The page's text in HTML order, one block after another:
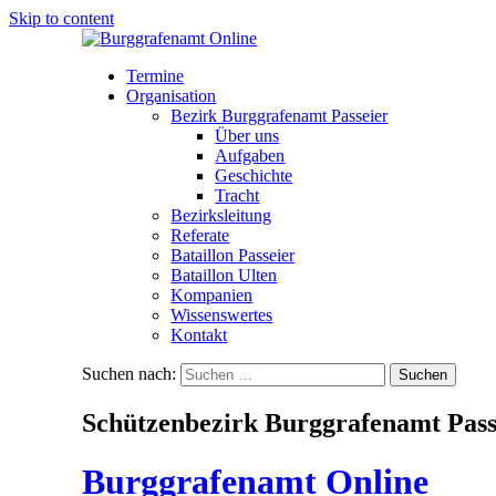
Skip to content
Termine
Organisation
Bezirk Burggrafenamt Passeier
Über uns
Aufgaben
Geschichte
Tracht
Bezirksleitung
Referate
Bataillon Passeier
Bataillon Ulten
Kompanien
Wissenswertes
Kontakt
Suchen nach:
Schützenbezirk Burggrafenamt
Burggrafenamt Online